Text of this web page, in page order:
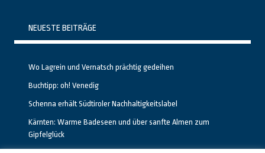
NEUESTE BEITRÄGE
Wo Lagrein und Vernatsch prächtig gedeihen
Buchtipp: oh! Venedig
Schenna erhält Südtiroler Nachhaltigkeitslabel
Kärnten: Warme Badeseen und über sanfte Almen zum
Gipfelglück